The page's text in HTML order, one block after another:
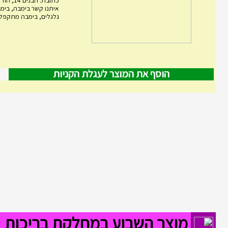
גלגלים, בימבה
הוסף את המוצר לעגלת הקניות